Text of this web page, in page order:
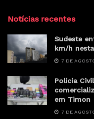
Notícias recentes
Sudeste
km/h
7 DE
Polícia
em Timon
7 DE